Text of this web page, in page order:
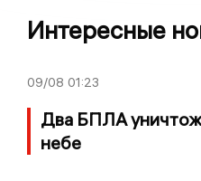
Интересные
09/08 01:23
Два БПЛА
небе